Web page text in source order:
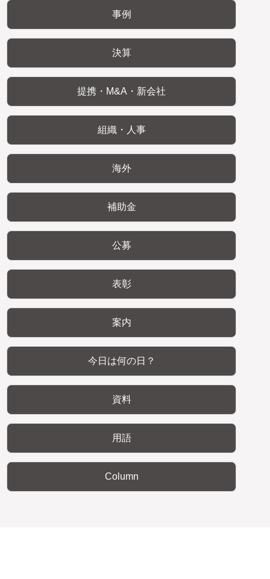
事例
決算
提携・M&A・新会社
組織・人事
海外
補助金
公募
表彰
案内
今日は何の日？
資料
用語
Column